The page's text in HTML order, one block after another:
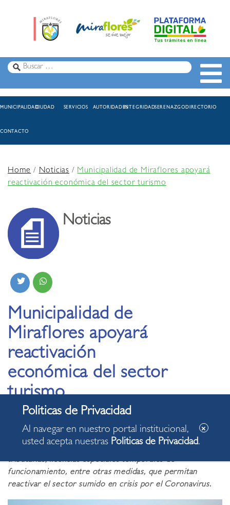
MUNICIPALIDADCIUDAD SERVICIOS AUTORIDADESINTEGRIDADSERENAZGODIRECTORIO
CONTACTO
Home/Noticias /Municipalidad de Miraflores apoyará
reactivación económica del sector turismo
Noticias
Municipalidad de
Miraflores apoyará
reactivación
económica del sector
turismo
14.06.2020
• Alcalde Luis Molina adelanta que darán ventajas
tributarias, licencias especiales temporales de
funcionamiento, entre otras medidas, que permitan
reactivar el sector sumido en crisis por el Coronavirus.
Al navegar en nuestro portal institucional,
usted acepta nuestras Politicas de Privacidad.